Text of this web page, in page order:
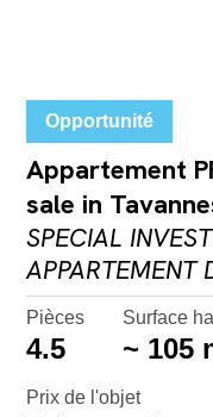
Opportunité
Appartement
sale in
SPECIAL
APPARTEMENT
Pièces
4.5
Surface
~ 105
Prix de l'objet